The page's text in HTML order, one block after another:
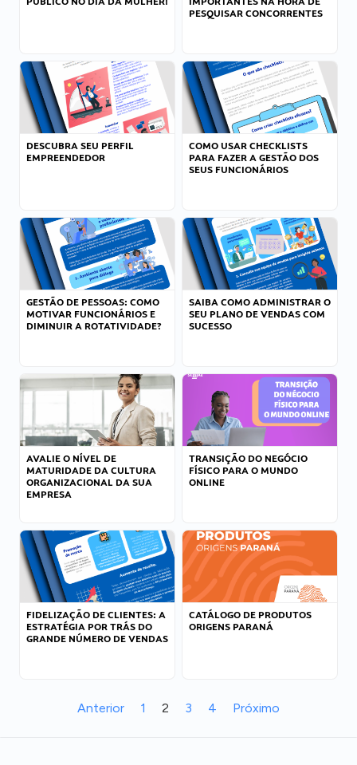
PESQUISAR CONCORRENTES
DESCUBRA SEU PERFIL
EMPREENDEDOR
COMO USAR CHECKLISTS
PARA FAZER A GESTÃO DOS
SEUS FUNCIONÁRIOS
GESTÃO DE PESSOAS: COMO
MOTIVAR FUNCIONÁRIOS E
DIMINUIR A ROTATIVIDADE?
SAIBA COMO ADMINISTRAR O
SEU PLANO DE VENDAS COM
SUCESSO
AVALIE O NÍVEL DE
MATURIDADE DA CULTURA
ORGANIZACIONAL DA SUA
EMPRESA
TRANSIÇÃO DO NEGÓCIO
FÍSICO PARA O MUNDO
ONLINE
FIDELIZAÇÃO DE CLIENTES: A
ESTRATÉGIA POR TRÁS DO
GRANDE NÚMERO DE VENDAS
CATÁLOGO DE PRODUTOS
ORIGENS PARANÁ
Anterior 1 2 3 4 Próximo